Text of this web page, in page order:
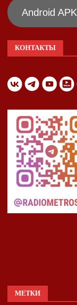
Android APK
КОНТАКТЫ
МЕТКИ